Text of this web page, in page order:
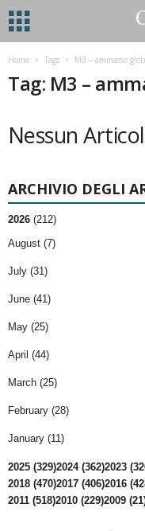
Home Tags M3 – ammasso
Tag: M3 –
Nessun
ARCHIVIO DEGLI
2026 (212)
August (7)
July (31)
June (41)
May (25)
April (44)
March (25)
February (28)
January (11)
2025 (329)2024 (362)2023
2018 (470)2017 (406)2016
2011 (518)2010 (229)2009